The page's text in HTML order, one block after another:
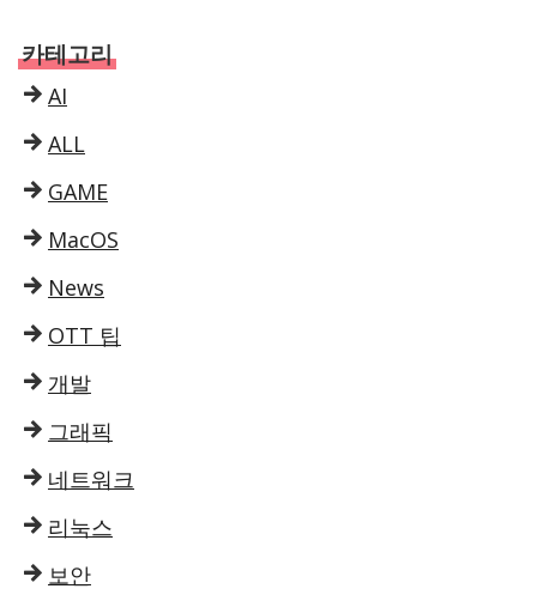
카테고리
AI
ALL
GAME
MacOS
News
OTT 팁
개발
그래픽
네트워크
리눅스
보안